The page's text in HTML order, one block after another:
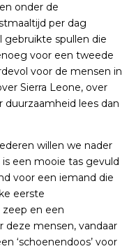
onder de
per dag
gebruikte spullen die
voor een tweede
voor de mensen in
Sierra Leone, over
lees dan
willen we nader
is een mooie tas gevuld
voor een iemand die
eerste
en een
deze mensen, vandaar
‘schoenendoos’ voor